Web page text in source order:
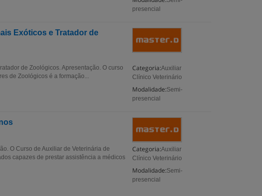
presencial
Exóticos e Tratador de
Categoria:Auxiliar
Clínico Veterinário
Modalidade:Semi-
presencial
de Zoológicos. Apresentação. O curso
de Zoológicos é a formação...
Categoria:Auxiliar
Clínico Veterinário
Modalidade:Semi-
presencial
O Curso de Auxiliar de Veterinária de
capazes de prestar assistência a médicos